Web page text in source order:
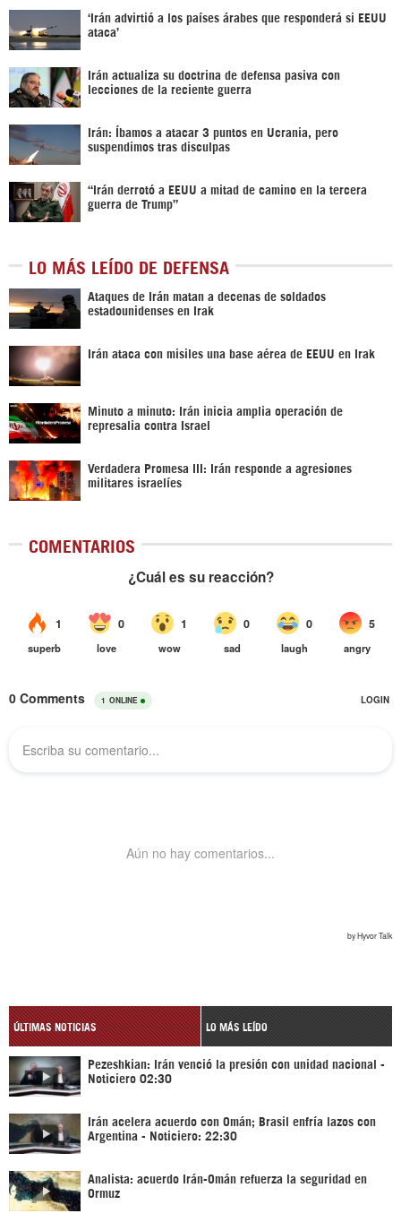
‘Irán advirtió a los países árabes que responderá si EEUU
ataca’
Irán actualiza su doctrina de defensa pasiva con
lecciones de la reciente guerra
Irán: Íbamos a atacar 3 puntos en Ucrania, pero
suspendimos tras disculpas
“Irán derrotó a EEUU a mitad de camino en la tercera
guerra de Trump”
LO MÁS LEÍDO DE DEFENSA
Ataques de Irán matan a decenas de soldados
estadounidenses en Irak
Irán ataca con misiles una base aérea de EEUU en Irak
Minuto a minuto: Irán inicia amplia operación de
represalia contra Israel
Verdadera Promesa III: Irán responde a agresiones
militares israelíes
COMENTARIOS
ÚLTIMAS NOTICIAS LO MÁS LEÍDO
Pezeshkian: Irán venció la presión con unidad nacional -
Noticiero 02:30
Irán acelera acuerdo con Omán; Brasil enfría lazos con
Argentina - Noticiero: 22:30
Analista: acuerdo Irán-Omán refuerza la seguridad en
Ormuz